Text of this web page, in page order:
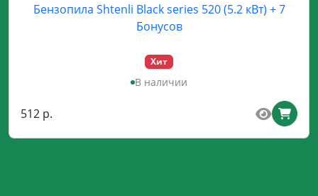
Бензопила Shtenli Black series 520 (5.2 кВт) + 7
Бонусов
Хит
В наличии
512 р.